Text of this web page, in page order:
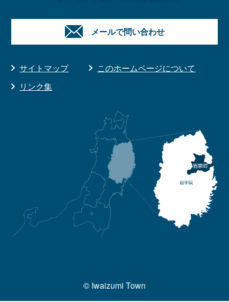
メールで問い合わせ
サイトマップ
このホームページについて
リンク集
© Iwaizumi Town